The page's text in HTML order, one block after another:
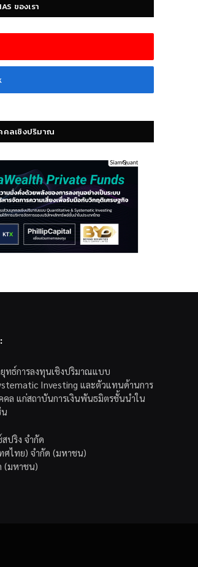
ของเรา
ลเชิงปริมาณ
ธ์การลงทุนเชิงปริมาณแบบ
Investing และตัวแทนด้านการ
ล แก่สถาบันการเงินพันธมิตรชั้นนำใน
ปริง จำกัด
ศไทย) จำกัด (มหาชน)
(มหาชน)